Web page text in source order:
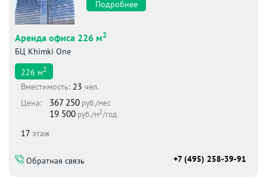
Подробнее
Аренда офиса 226 м2
БЦ Khimki One
226 м2
Вместимоcть: 23 чел.
Цена:
367 250 руб./мес
19 500 руб./м2/год
17 этаж
Обратная связь +7 (495) 258-39-91